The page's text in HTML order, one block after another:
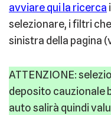
avviare qui la ricerca
selezionare, i filtri
sinistra della pagina
ATTENZIONE:
deposito cauzionale
auto salirà quindi